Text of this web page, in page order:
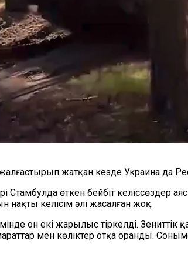
жатқан кезде Украина да
Стамбулда өткен бейбіт келіссөздер
нақты келісім әлі жасалған жоқ.
он екі жарылыс тіркелді.
мен көліктер отқа оранды.